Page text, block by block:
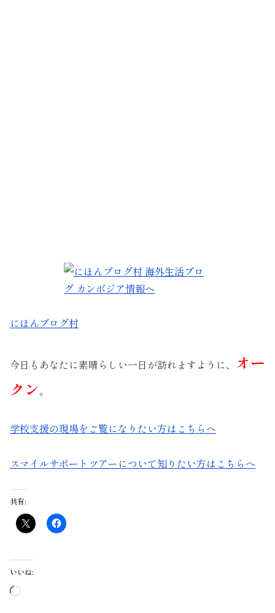
にほんブログ村
今日もあなたに素晴らしい一日が訪れますように、 オー
クン。
学校支援の現場をご覧になりたい方はこちらへ
スマイルサポートツアーについて知りたい方はこちらへ
共有:
いいね:
読